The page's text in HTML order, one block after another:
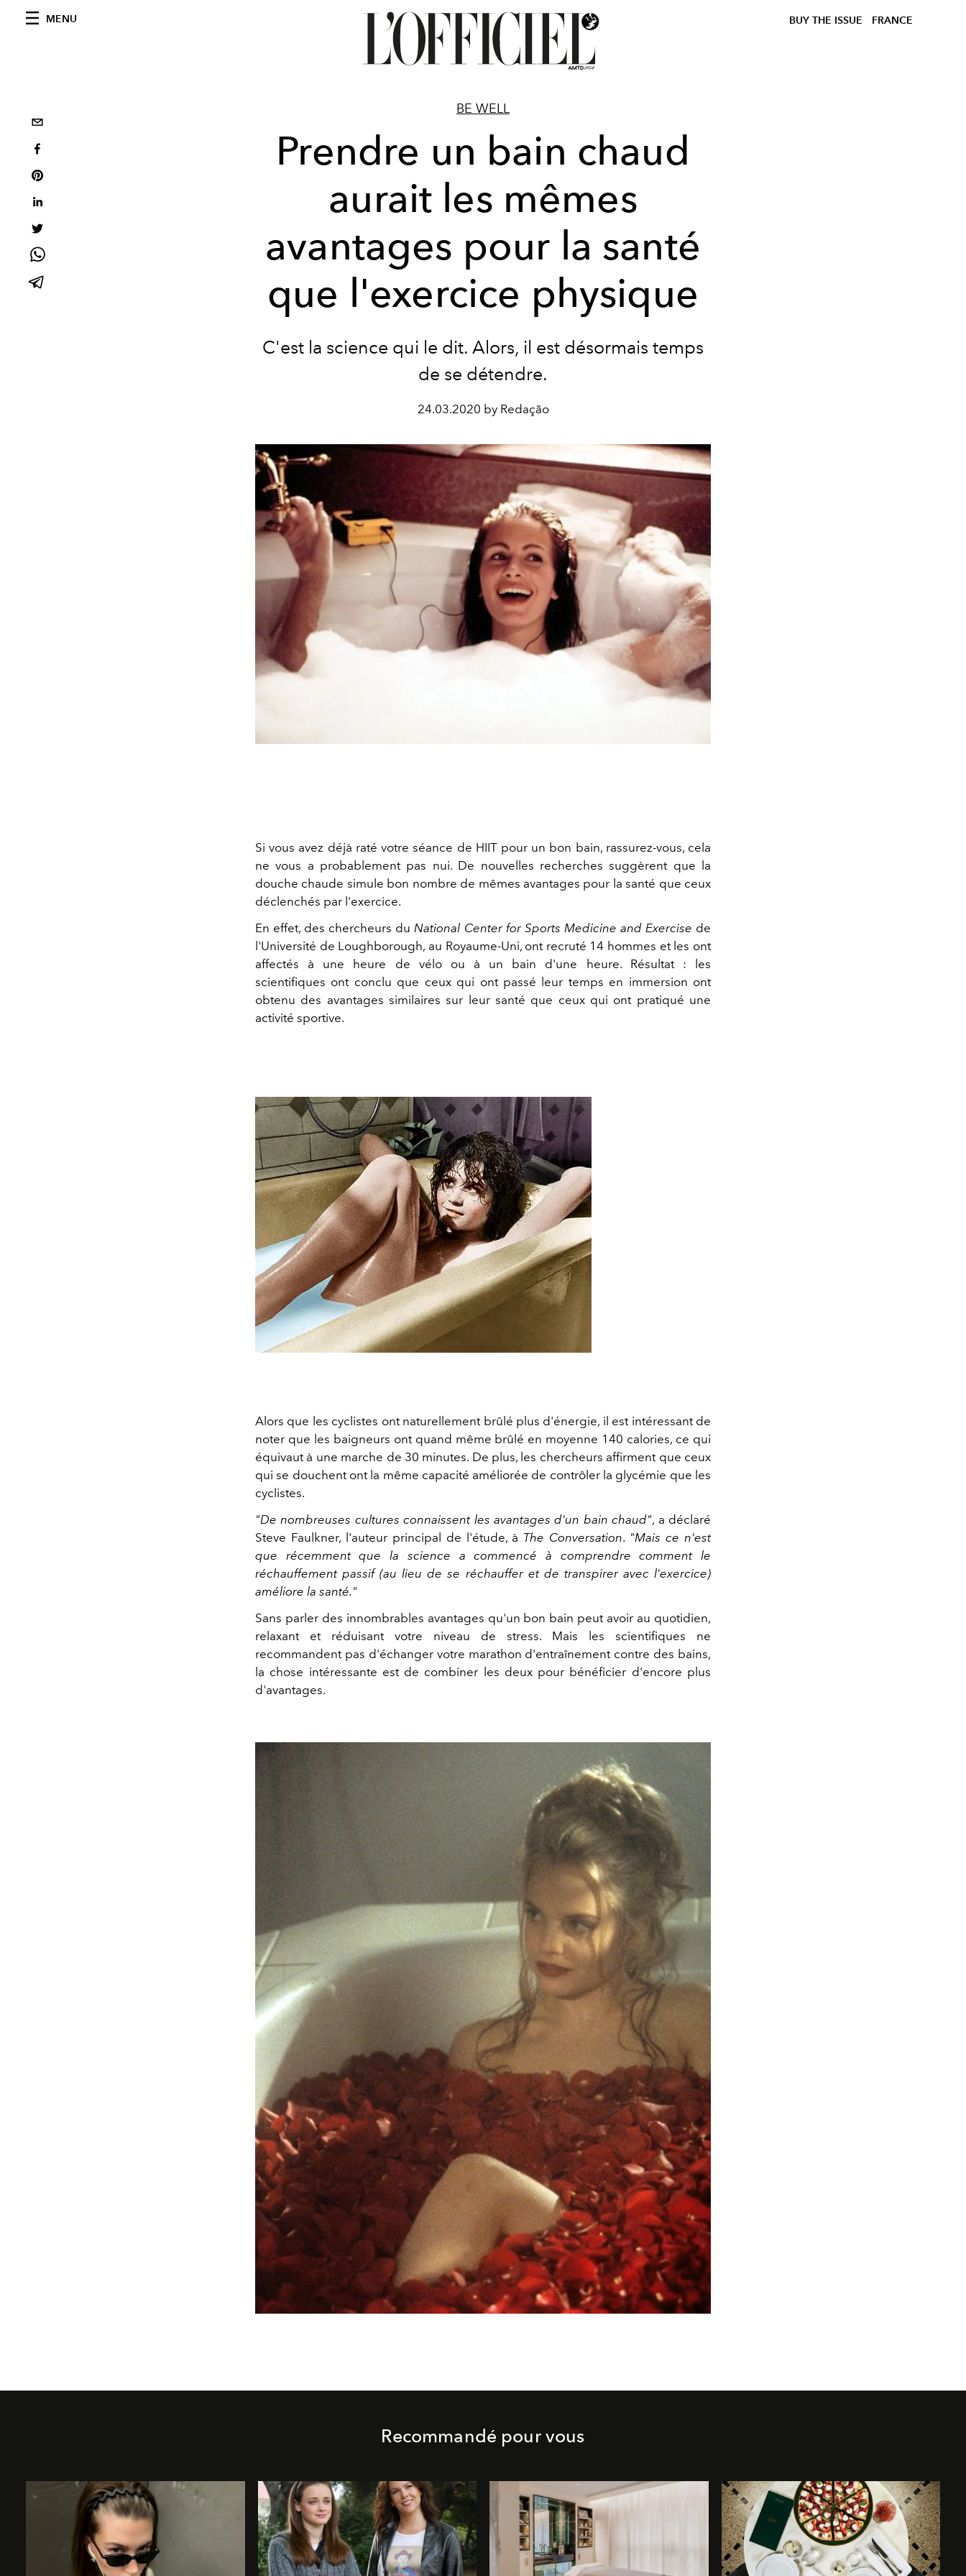
MENU BUY THE ISSUE FRANCE
BE WELL
Prendre un bain chaud
aurait les mêmes
avantages pour la santé
que l'exercice physique
C'est la science qui le dit. Alors, il est désormais temps
de se détendre.
24.03.2020 by Redação
Si vous avez déjà raté votre séance de HIIT pour un bon bain, rassurez-vous, cela
ne vous a probablement pas nui. De nouvelles recherches suggèrent que la
douche chaude simule bon nombre de mêmes avantages pour la santé que ceux
déclenchés par l'exercice.
En effet, des chercheurs du National Center for Sports Medicine and Exercise de
l'Université de Loughborough, au Royaume-Uni, ont recruté 14 hommes et les ont
affectés à une heure de vélo ou à un bain d'une heure. Résultat : les
scientifiques ont conclu que ceux qui ont passé leur temps en immersion ont
obtenu des avantages similaires sur leur santé que ceux qui ont pratiqué une
activité sportive.
Alors que les cyclistes ont naturellement brûlé plus d'énergie, il est intéressant de
noter que les baigneurs ont quand même brûlé en moyenne 140 calories, ce qui
équivaut à une marche de 30 minutes. De plus, les chercheurs affirment que ceux
qui se douchent ont la même capacité améliorée de contrôler la glycémie que les
cyclistes.
"De nombreuses cultures connaissent les avantages d'un bain chaud", a déclaré
Steve Faulkner, l'auteur principal de l'étude, à The Conversation. "Mais ce n'est
que récemment que la science a commencé à comprendre comment le
réchauffement passif (au lieu de se réchauffer et de transpirer avec l'exercice)
améliore la santé."
Sans parler des innombrables avantages qu'un bon bain peut avoir au quotidien,
relaxant et réduisant votre niveau de stress. Mais les scientifiques ne
recommandent pas d'échanger votre marathon d'entraînement contre des bains,
la chose intéressante est de combiner les deux pour bénéficier d'encore plus
d'avantages.
Recommandé pour vous